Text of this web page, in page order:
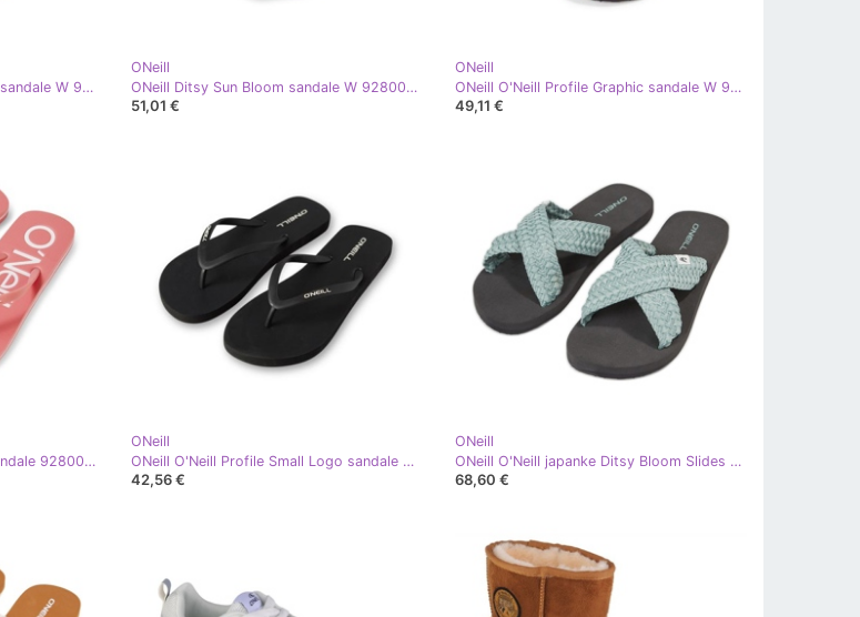
ONeill O'Neill Profile Graphic sandale W 92800614010 japanke bijela
ONeill
ONeill Ditsy Sun Bloom sandale W 92800613244 japanke višebojan
51,01 €
ONeill
ONeill O'Neill Profile Graphic sandale W 92800614022 japanke višebojan
49,11 €
ONeill O'Neill Profile Logo Sandale 92800614901 japanke ružičasta
ONeill
ONeill O'Neill Profile Small Logo sandale 92800614895 japanke crna
42,56 €
ONeill
ONeill O'Neill japanke Ditsy Bloom Slides 92800613220 zelena
68,60 €